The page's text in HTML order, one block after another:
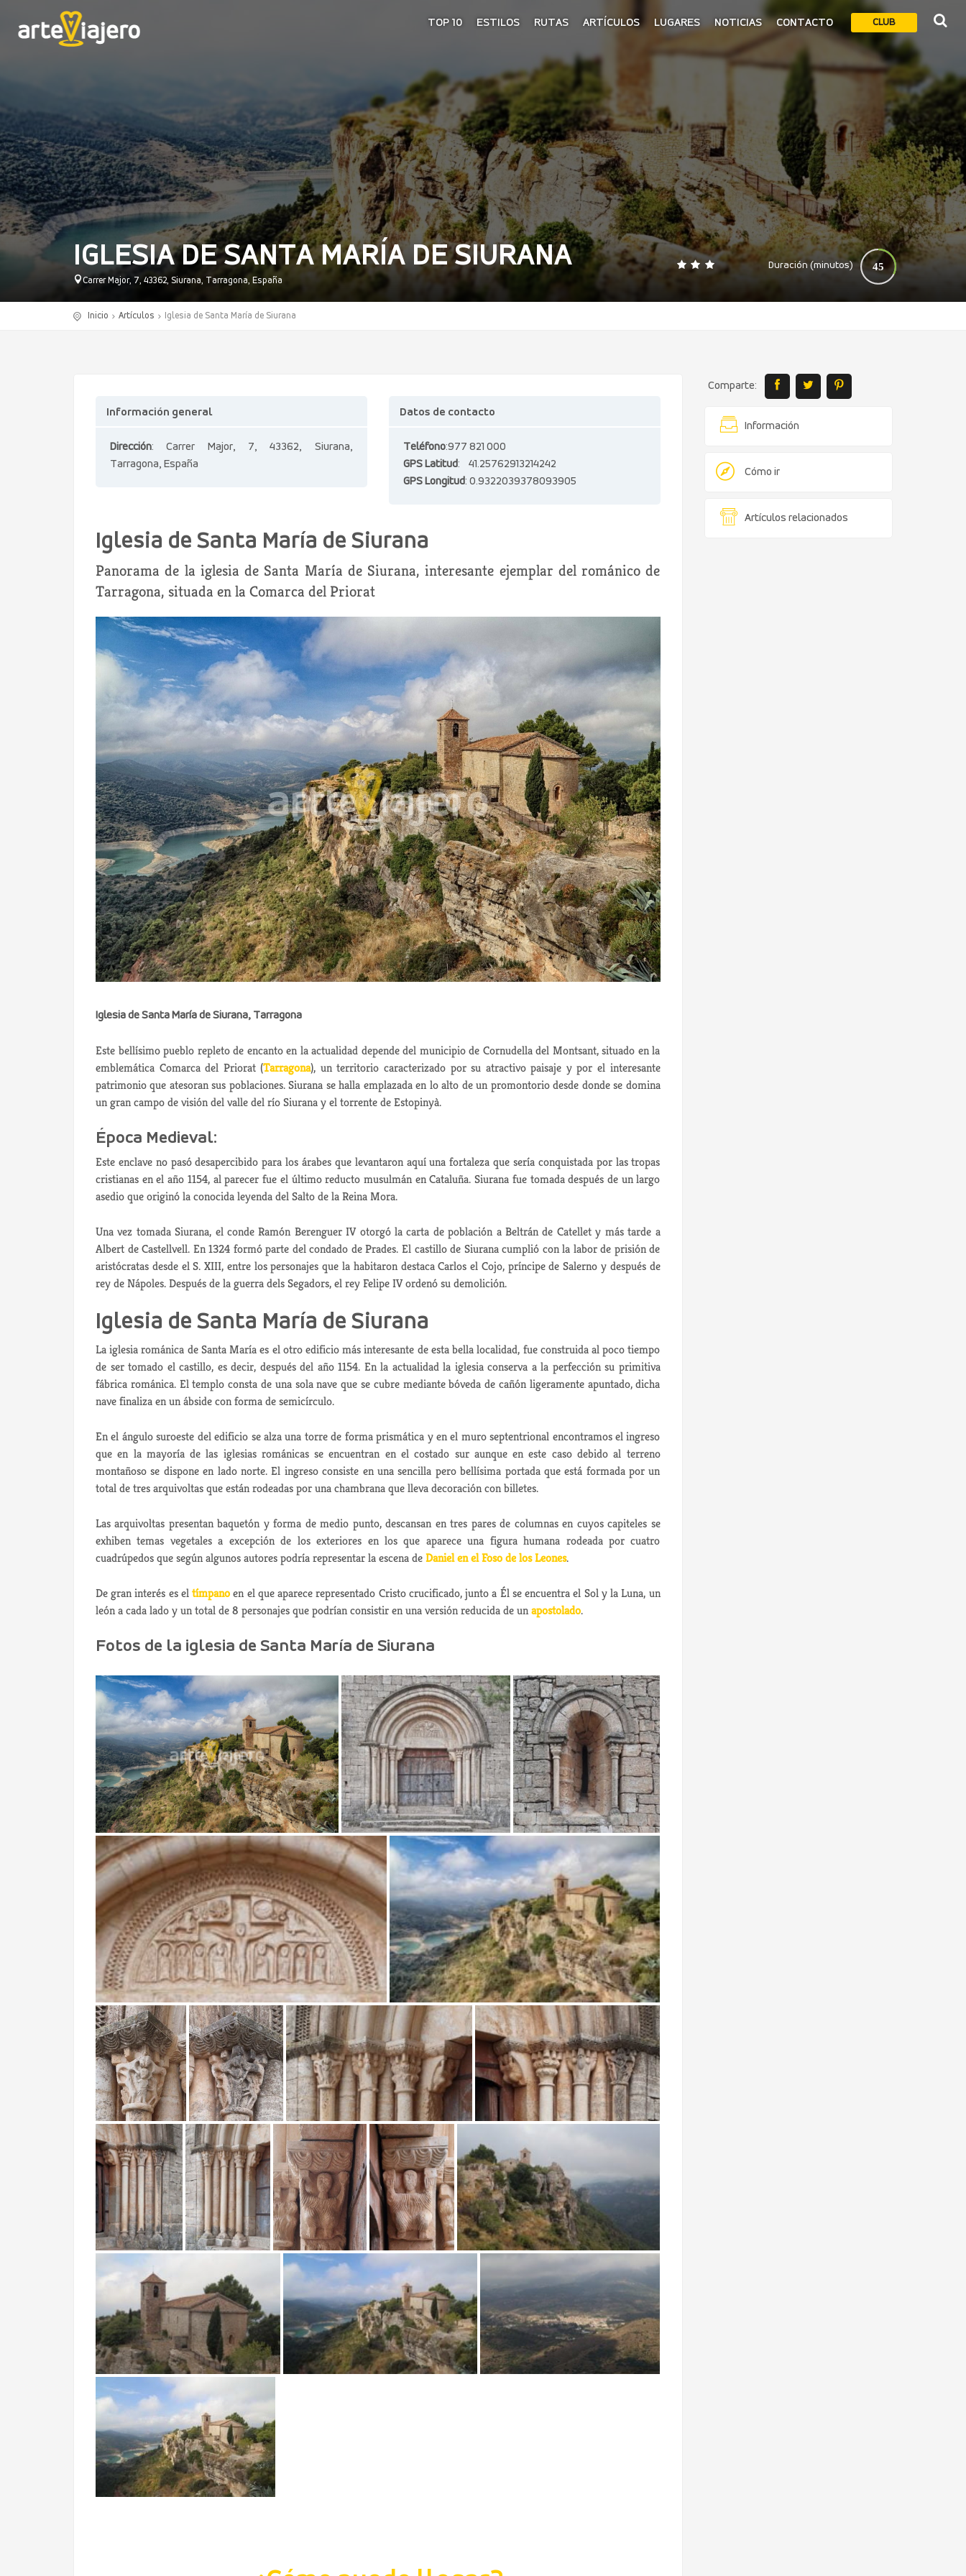
CLUB
TOP 10 ESTILOS RUTAS ARTÍCULOS LUGARES NOTICIAS CONTACTO
IGLESIA DE SANTA MARÍA DE SIURANA
Carrer Major, 7, 43362, Siurana, Tarragona, España
Duración (minutos) 45
0 140
Inicio Artículos Iglesia de Santa María de Siurana
Comparte:
Información
Cómo ir
Artículos relacionados
Información general
Dirección: Carrer Major, 7, 43362, Siurana,
Tarragona, España
Datos de contacto
Teléfono:977 821 000
GPS Latitud: 41.25762913214242
GPS Longitud: 0.9322039378093905
Iglesia de Santa María de Siurana
Panorama de la iglesia de Santa María de Siurana, interesante ejemplar del románico de
Tarragona, situada en la Comarca del Priorat
Iglesia de Santa María de Siurana, Tarragona
Este bellísimo pueblo repleto de encanto en la actualidad depende del municipio de Cornudella del Montsant, situado en la
emblemática Comarca del Priorat (Tarragona), un territorio caracterizado por su atractivo paisaje y por el interesante
patrimonio que atesoran sus poblaciones. Siurana se halla emplazada en lo alto de un promontorio desde donde se domina
un gran campo de visión del valle del río Siurana y el torrente de Estopinyà.
Época Medieval:
Este enclave no pasó desapercibido para los árabes que levantaron aquí una fortaleza que sería conquistada por las tropas
cristianas en el año 1154, al parecer fue el último reducto musulmán en Cataluña. Siurana fue tomada después de un largo
asedio que originó la conocida leyenda del Salto de la Reina Mora.
Una vez tomada Siurana, el conde Ramón Berenguer IV otorgó la carta de población a Beltrán de Catellet y más tarde a
Albert de Castellvell. En 1324 formó parte del condado de Prades. El castillo de Siurana cumplió con la labor de prisión de
aristócratas desde el S. XIII, entre los personajes que la habitaron destaca Carlos el Cojo, príncipe de Salerno y después de
rey de Nápoles. Después de la guerra dels Segadors, el rey Felipe IV ordenó su demolición.
Iglesia de Santa María de Siurana
La iglesia románica de Santa María es el otro edificio más interesante de esta bella localidad, fue construida al poco tiempo
de ser tomado el castillo, es decir, después del año 1154. En la actualidad la iglesia conserva a la perfección su primitiva
fábrica románica. El templo consta de una sola nave que se cubre mediante bóveda de cañón ligeramente apuntado, dicha
nave finaliza en un ábside con forma de semicírculo.
En el ángulo suroeste del edificio se alza una torre de forma prismática y en el muro septentrional encontramos el ingreso
que en la mayoría de las iglesias románicas se encuentran en el costado sur aunque en este caso debido al terreno
montañoso se dispone en lado norte. El ingreso consiste en una sencilla pero bellísima portada que está formada por un
total de tres arquivoltas que están rodeadas por una chambrana que lleva decoración con billetes.
Las arquivoltas presentan baquetón y forma de medio punto, descansan en tres pares de columnas en cuyos capiteles se
exhiben temas vegetales a excepción de los exteriores en los que aparece una figura humana rodeada por cuatro
cuadrúpedos que según algunos autores podría representar la escena deDaniel en el Foso de los Leones.
De gran interés es eltímpanoen el que aparece representado Cristo crucificado, junto a Él se encuentra el Sol y la Luna, un
león a cada lado y un total de 8 personajes que podrían consistir en una versión reducida de unapostolado.
Fotos de la iglesia de Santa María de Siurana